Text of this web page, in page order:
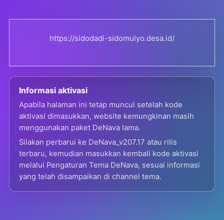
https://sidodadi-sidomulyo.desa.id/
Informasi aktivasi
Apabila halaman ini tetap muncul setelah kode
aktivasi dimasukkan, website kemungkinan masih
menggunakan paket DeNava lama.
Silakan perbarui ke DeNava_v207.17 atau rilis
terbaru, kemudian masukkan kembali kode aktivasi
melalui Pengaturan Tema DeNava, sesuai informasi
yang telah disampaikan di channel tema.